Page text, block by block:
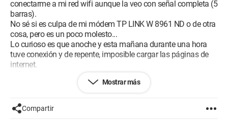
conectarme a mi red wifi aunque la veo con señal completa (5
barras).
No sé si es culpa de mi módem TP LINK W 8961 ND o de otra
cosa, pero es un poco molesto...
Lo curioso es que anoche y esta mañana durante una hora
tuve conexión y de repente, imposible cargar las páginas de
internet.
¿Alguien podría darme consejos y pasos a seguir para
resolver este problema, por favor?
Muchas gracias de antemano,
Mostrar más
Compartir